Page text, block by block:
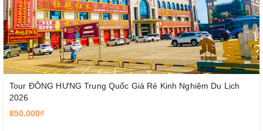
Tour ĐÔNG HƯNG Trung Quốc Giá Rẻ Kinh Nghiệm Du Lịch
2026
850.000₫